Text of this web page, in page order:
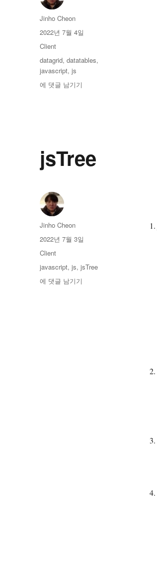
글
쓴
Jinho Cheon
작
성
자
2022년 7월 4일
카
테
고
리
Client
태
그
datagrid,datatables,
javascript,js
Datatables
로
운
터)
에 댓글 남기기
jsTree
글
쓴
Jinho Cheon
작
성
자
2022년 7월 3일
카
테
고
리
Client
태
그
javascript,js,jsTree
jsTree
에 댓글 남기기